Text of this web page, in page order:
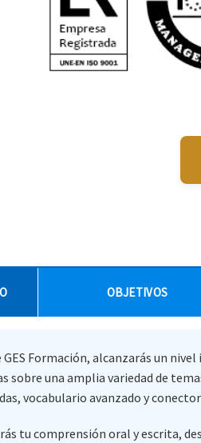
OBJETIVOS
GES Formación, alcanzarás un
sobre una amplia variedad de
vocabulario avanzado y
tu comprensión oral y escrita,